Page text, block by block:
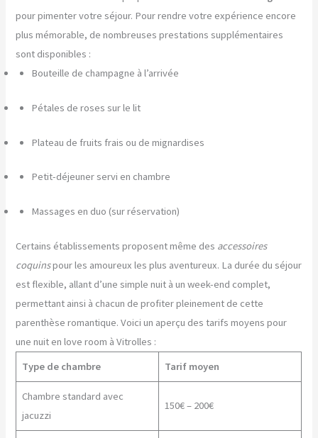
pour pimenter votre séjour. Pour rendre votre expérience encore
plus mémorable, de nombreuses prestations supplémentaires
sont disponibles :
Bouteille de champagne à l’arrivée
Pétales de roses sur le lit
Plateau de fruits frais ou de mignardises
Petit-déjeuner servi en chambre
Massages en duo (sur réservation)
Certains établissements proposent même des accessoires
coquinspour les amoureux les plus aventureux. La durée du séjour
est flexible, allant d’une simple nuit à un week-end complet,
permettant ainsi à chacun de profiter pleinement de cette
parenthèse romantique. Voici un aperçu des tarifs moyens pour
une nuit en love room à Vitrolles :
Type de chambre
Tarif moyen
Chambre standard avec
jacuzzi
150€ – 200€